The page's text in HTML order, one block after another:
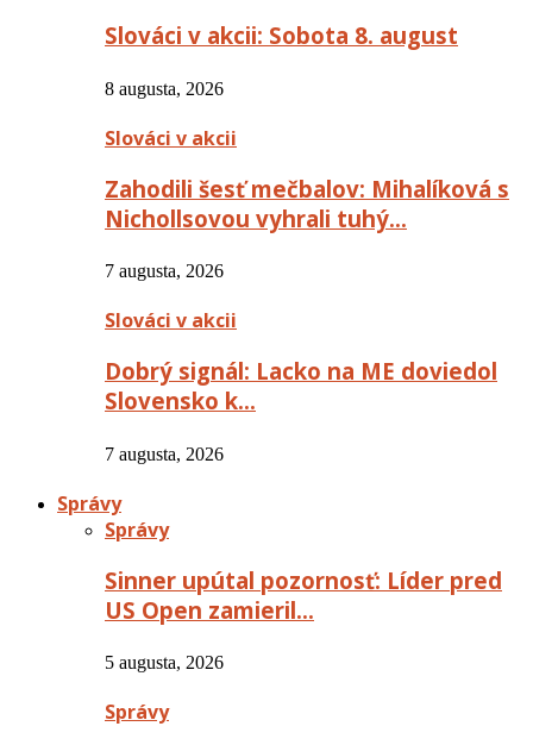
Slováci v akcii: Sobota 8. august
8 augusta, 2026
Slováci v akcii
Zahodili šesť mečbalov: Mihalíková s
Nichollsovou vyhrali tuhý…
7 augusta, 2026
Slováci v akcii
Dobrý signál: Lacko na ME doviedol
Slovensko k…
7 augusta, 2026
Správy
Správy
Sinner upútal pozornosť: Líder pred
US Open zamieril…
5 augusta, 2026
Správy